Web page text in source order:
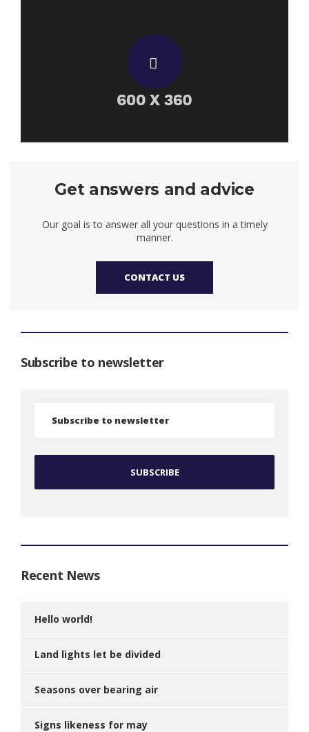
Get answers and advice
Our goal is to answer all your questions in a timely
manner.
CONTACT US
Subscribe to newsletter
Recent News
Hello world!
Land lights let be divided
Seasons over bearing air
Signs likeness for may